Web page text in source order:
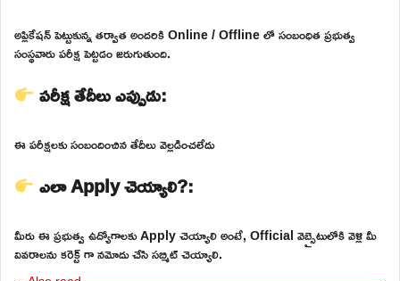
అప్లికేషన్ పెట్టుకున్న తర్వాత అందరికి Online / Offline లో సంబంధిత ప్రభుత్వ
సంస్థవారు పరీక్ష పెట్టడం జరుగుతుంది.
పరీక్ష తేదీలు ఎప్పుడు:
ఈ పరీక్షలకు సంబందించిన తేదీలు వెల్లడించలేదు
ఎలా Apply చెయ్యాలి?:
మీరు ఈ ప్రభుత్వ ఉద్యోగాలకు Apply చెయ్యాలి అంటే, Official వెబ్సైటులోకి వెళ్లి మీ
వివరాలను కరెక్ట్ గా నమోదు చేసి సబ్మిట్ చెయ్యాలి.